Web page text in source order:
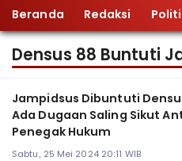
Beranda Redaksi
Densus 88 Buntuti
Jampidsus Dibuntuti
Ada Dugaan Saling Sikut
Penegak Hukum
Sabtu, 25 Mei 2024 20:11 WIB